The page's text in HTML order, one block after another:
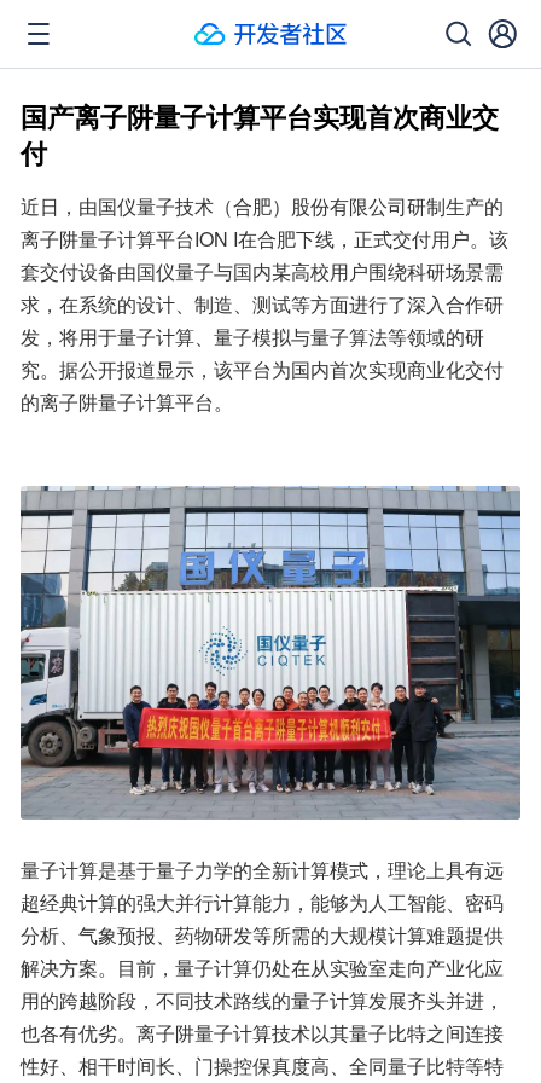
国产离子阱量子计算平台实现首次商业交
付
近日，由国仪量子技术（合肥）股份有限公司研制生产的
离子阱量子计算平台ION I在合肥下线，正式交付用户。该
套交付设备由国仪量子与国内某高校用户围绕科研场景需
求，在系统的设计、制造、测试等方面进行了深入合作研
发，将用于量子计算、量子模拟与量子算法等领域的研
究。据公开报道显示，该平台为国内首次实现商业化交付
的离子阱量子计算平台。
量子计算是基于量子力学的全新计算模式，理论上具有远
超经典计算的强大并行计算能力，能够为人工智能、密码
分析、气象预报、药物研发等所需的大规模计算难题提供
解决方案。目前，量子计算仍处在从实验室走向产业化应
用的跨越阶段，不同技术路线的量子计算发展齐头并进，
也各有优劣。离子阱量子计算技术以其量子比特之间连接
性好、相干时间长、门操控保真度高、全同量子比特等特